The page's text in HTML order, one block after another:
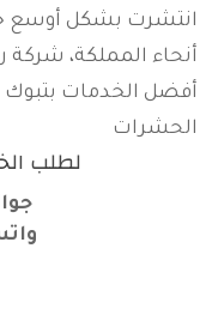
انتشرت بشكل أوسع
أنحاء المملكة،
أفضل الخدمات
الحشرات
لطلب